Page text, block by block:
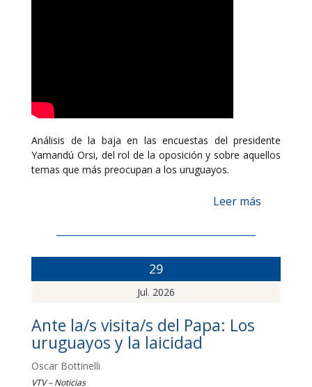
Análisis de la baja en las encuestas del presidente
Yamandú Orsi, del rol de la oposición y sobre aquellos
temas que más preocupan a los uruguayos.
Leer más
29
Jul. 2026
Ante la/s visita/s del Papa: Los
uruguayos y la laicidad
Oscar Bottinelli
VTV – Noticias